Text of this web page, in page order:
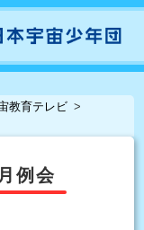
教育テレビ
例会